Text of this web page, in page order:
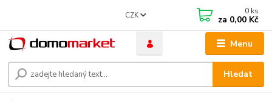
Menu
CZK
Hledat
0 ks
za 0,00 Kč